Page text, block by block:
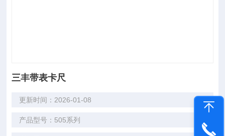
三丰带表卡尺
更新时间：2026-01-08
产品型号：505系列